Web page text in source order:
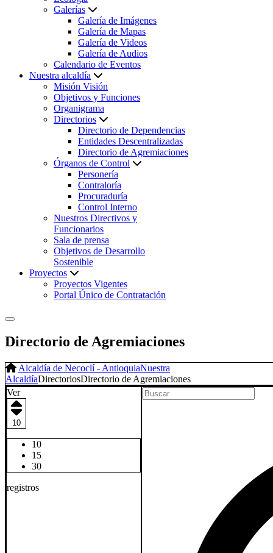
Galerías
Galería de Imágenes
Galería de Mapas
Galería de Videos
Galería de Audios
Calendario de Eventos
Nuestra alcaldía
Misión Visión
Objetivos y Funciones
Organigrama
Directorios
Directorio de Dependencias
Entidades Descentralizadas
Directorio de Agremiaciones
Órganos de Control
Personería
Contraloría
Procuraduría
Control Interno
Nuestros Directivos y
Funcionarios
Sala de prensa
Objetivos de Desarrollo
Sostenible
Proyectos
Proyectos Vigentes
Portal Único de Contratación
Directorio de Agremiaciones
Alcaldía de Necoclí - AntioquiaNuestra
AlcaldíaDirectoriosDirectorio de Agremiaciones
Ver
10
10
15
30
registros